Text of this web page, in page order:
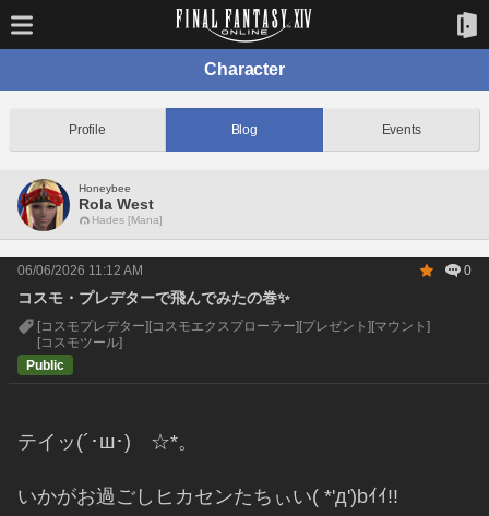
Character
Profile Blog Events
Honeybee
Rola West
Hades [Mana]
06/06/2026 11:12 AM 0
コスモ・プレデターで飛んでみたの巻✨
[コスモプレデター] [コスモエクスプローラー] [プレゼント] [マウント]
[コスモツール]
Public
テイッ(´･ш･)ゞ☆*。
いかがお過ごしヒカセンたちぃい( *'д')bｲｲ!!